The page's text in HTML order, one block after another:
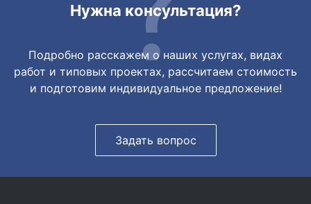
Нужна консультация?
Подробно расскажем о наших услугах, видах
работ и типовых проектах, рассчитаем стоимость
и подготовим индивидуальное предложение!
Задать вопрос